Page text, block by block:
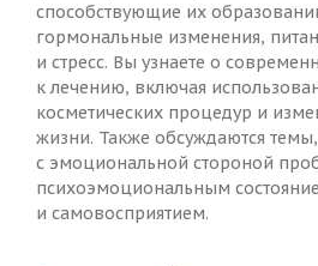
способствующие их
гормональные изменения,
и стресс. Вы узнаете о
к лечению, включая
косметических процедур и
жизни. Также обсуждаются
с эмоциональной стороной
психоэмоциональным
и самовосприятием.